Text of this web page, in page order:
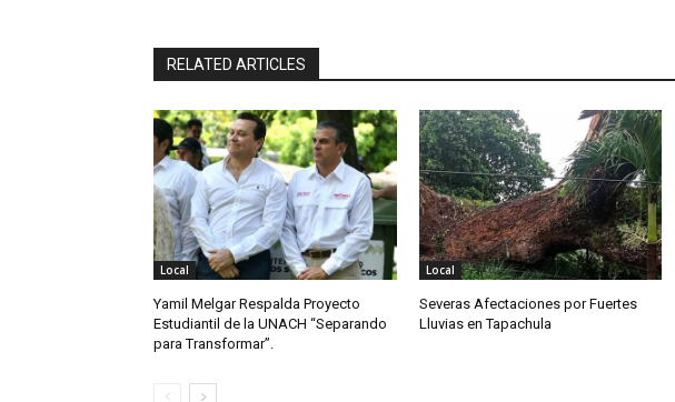
RELATED ARTICLES
Local
Yamil Melgar Respalda Proyecto
Estudiantil de la UNACH “Separando
para Transformar”.
Local
Severas Afectaciones por Fuertes
Lluvias en Tapachula